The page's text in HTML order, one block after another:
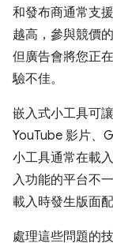
和發布商通常支
越高，參與競價
但廣告會將您正
驗不佳。
嵌入式小工具可
YouTube 影片、
小工具通常在載
入功能的平台不
載入時發生版面配
處理這些問題的